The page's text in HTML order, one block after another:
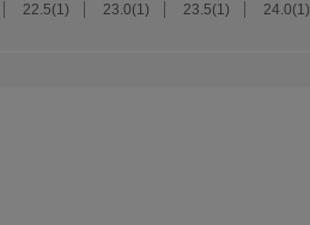
22.5(1) 23.0(1) 23.5(1) 24.0(1)